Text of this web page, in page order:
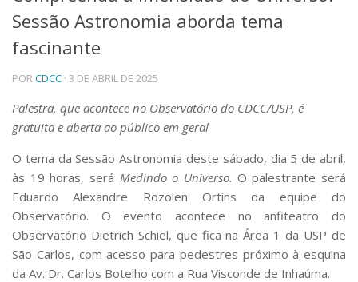
Telefones e Mapas
Pessoas
Ensino
Graduação
Educação a distância
Cursos de Extensão
Pesquisa e Inovação
Linhas de Pesquisa
Centros, Núcleos e Projetos em Rede
Pós-doutorado
Iniciação Científica
Transferência de Tecnologia
Empresas Juniores
Sessão Astronomia aborda tema
fascinante
PORCDCC · 3 DE ABRIL DE 2025
Palestra, que acontece no Observatório do CDCC/USP, é
gratuita e aberta ao público em geral
O tema da Sessão Astronomia deste sábado, dia 5 de abril,
às 19 horas, será Medindo o Universo. O palestrante será
Eduardo Alexandre Rozolen Ortins da equipe do
Observatório. O evento acontece no anfiteatro do
Observatório Dietrich Schiel, que fica na Área 1 da USP de
São Carlos, com acesso para pedestres próximo à esquina
da Av. Dr. Carlos Botelho com a Rua Visconde de Inhaúma.